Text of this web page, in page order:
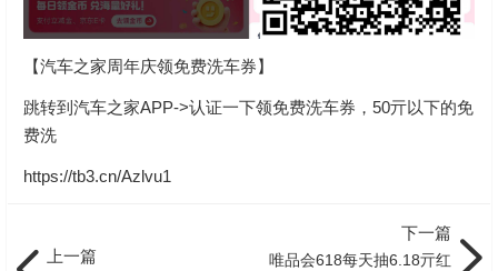
【汽车之家周年庆领免费洗车券】
跳转到汽车之家APP->认证一下领免费洗车券，50亓以下的免
费洗
https://tb3.cn/Azlvu1
上一篇
下一篇
唯品会618每天抽6.18亓红